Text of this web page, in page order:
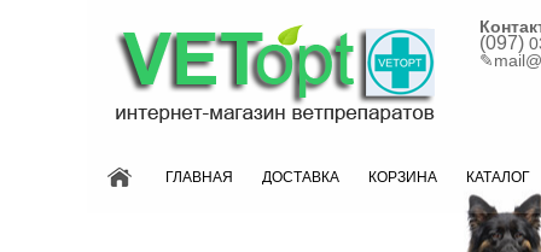
(097)
✎
ГЛАВНАЯ ДОСТАВКА КОРЗИНА КАТАЛОГ